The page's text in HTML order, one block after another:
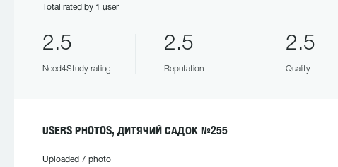
Total rated by 1 user
2.5
Need4Study rating
2.5
Reputation
2.5
Quality
USERS PHOTOS, ДИТЯЧИЙ САДОК №255
Uploaded 7 photo